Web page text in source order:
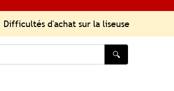
Difficultés d'achat sur la liseuse
🔍